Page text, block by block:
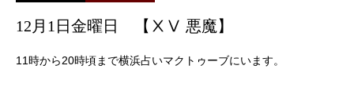
12月1日金曜日 【ⅩⅤ 悪魔】
11時から20時頃まで横浜占いマクトゥーブにいます。